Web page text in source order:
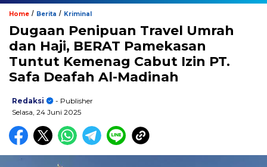
Home / Berita / Kriminal
Dugaan Penipuan Travel Umrah
dan Haji, BERAT Pamekasan
Tuntut Kemenag Cabut Izin PT.
Safa Deafah Al-Madinah
Redaksi
- Publisher
Selasa, 24 Juni 2025